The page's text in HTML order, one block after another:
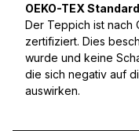
OEKO-TEX
Der Teppich ist nach
zertifiziert. Dies
wurde und keine
die sich negativ auf
auswirken.